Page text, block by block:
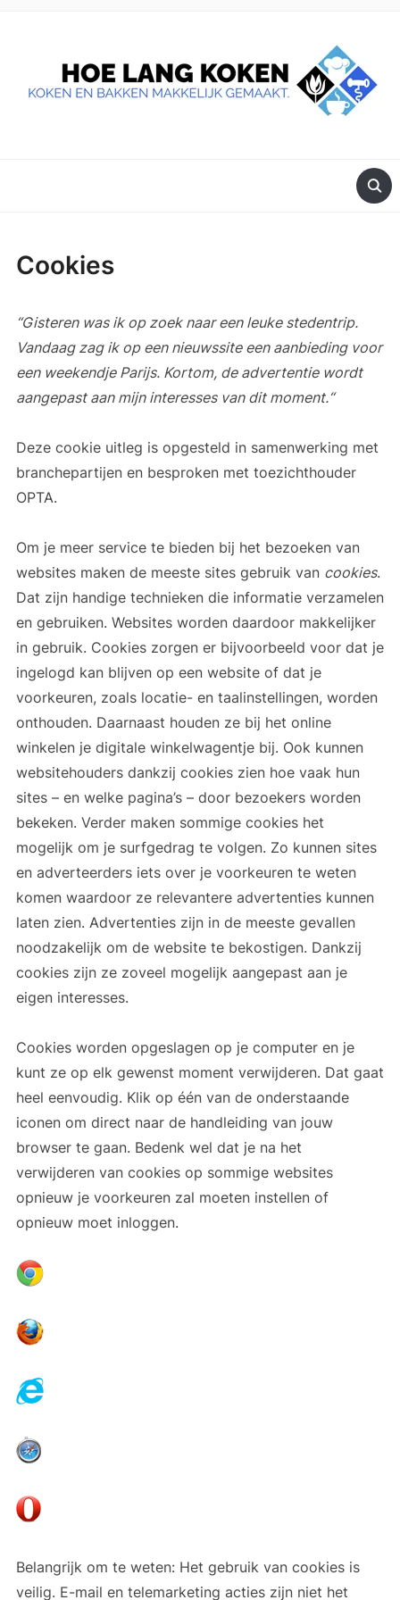
Cookies
“Gisteren was ik op zoek naar een leuke stedentrip.
Vandaag zag ik op een nieuwssite een aanbieding voor
een weekendje Parijs. Kortom, de advertentie wordt
aangepast aan mijn interesses van dit moment.“
Deze cookie uitleg is opgesteld in samenwerking met
branchepartijen en besproken met toezichthouder
OPTA.
Om je meer service te bieden bij het bezoeken van
websites maken de meeste sites gebruik van cookies.
Dat zijn handige technieken die informatie verzamelen
en gebruiken. Websites worden daardoor makkelijker
in gebruik. Cookies zorgen er bijvoorbeeld voor dat je
ingelogd kan blijven op een website of dat je
voorkeuren, zoals locatie- en taalinstellingen, worden
onthouden. Daarnaast houden ze bij het online
winkelen je digitale winkelwagentje bij. Ook kunnen
websitehouders dankzij cookies zien hoe vaak hun
sites – en welke pagina’s – door bezoekers worden
bekeken. Verder maken sommige cookies het
mogelijk om je surfgedrag te volgen. Zo kunnen sites
en adverteerders iets over je voorkeuren te weten
komen waardoor ze relevantere advertenties kunnen
laten zien. Advertenties zijn in de meeste gevallen
noodzakelijk om de website te bekostigen. Dankzij
cookies zijn ze zoveel mogelijk aangepast aan je
eigen interesses.
Cookies worden opgeslagen op je computer en je
kunt ze op elk gewenst moment verwijderen. Dat gaat
heel eenvoudig. Klik op één van de onderstaande
iconen om direct naar de handleiding van jouw
browser te gaan. Bedenk wel dat je na het
verwijderen van cookies op sommige websites
opnieuw je voorkeuren zal moeten instellen of
opnieuw moet inloggen.
Belangrijk om te weten: Het gebruik van cookies is
veilig. E-mail en telemarketing acties zijn niet het